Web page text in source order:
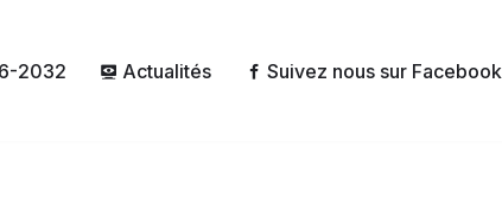
2032 Actualités Suivez nous sur Facebook